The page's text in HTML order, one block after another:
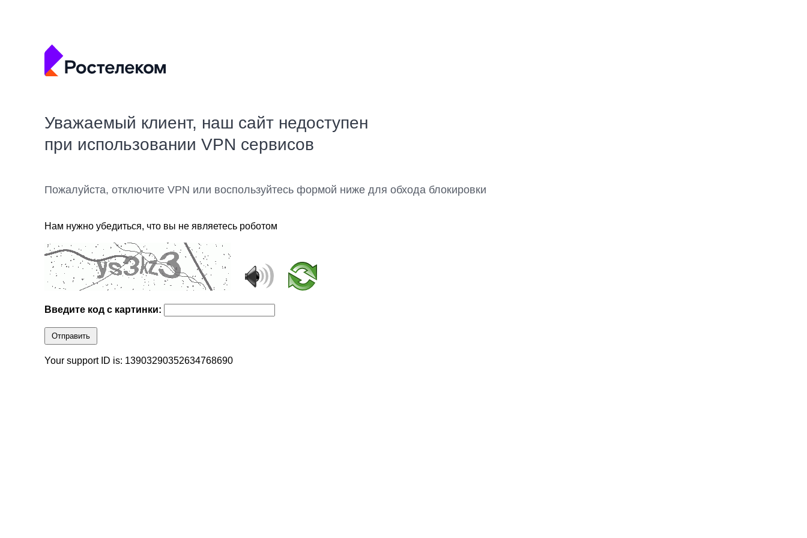
Уважаемый клиент, наш сайт недоступен
при использовании VPN сервисов
Пожалуйста, отключите VPN или воспользуйтесь формой ниже для обхода блокировки
Нам нужно убедиться, что вы не являетесь роботом
Введите код с картинки:
Отправить
Your support ID is: 13903290352634768690